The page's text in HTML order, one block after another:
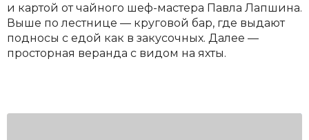
и картой от чайного шеф-мастера Павла Лапшина.
Выше по лестнице — круговой бар, где выдают
подносы с едой как в закусочных. Далее —
просторная веранда с видом на яхты.